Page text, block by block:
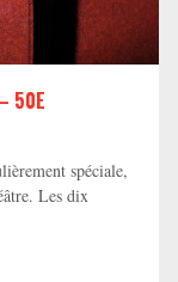
50E
spéciale,
Les dix